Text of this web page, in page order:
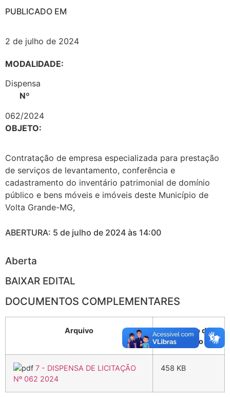
PUBLICADO EM
2 de julho de 2024
MODALIDADE:
Dispensa
Nº
062/2024
OBJETO:
Contratação de empresa especializada para prestação
de serviços de levantamento, conferência e
cadastramento do inventário patrimonial de domínio
público e bens móveis e imóveis deste Município de
Volta Grande-MG,
ABERTURA: 5 de julho de 2024 às 14:00
Aberta
BAIXAR EDITAL
DOCUMENTOS COMPLEMENTARES
Arquivo
Tamanho do
Arquivo
7 - DISPENSA DE LICITAÇÃO
Nº 062 2024
458 KB